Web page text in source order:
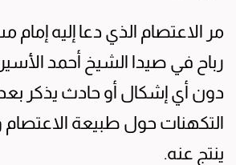
مر الاعتصام الذي دعا إليه
رباح في صيدا الشيخ أحمد
دون أي إشكال أو حادث يذكر
التكهنات حول طبيعة
ينتج عنه.